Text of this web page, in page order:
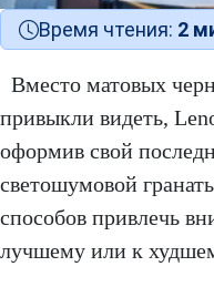
Время чтения: 2
Вместо матовых
привыкли видеть,
оформив свой
светошумовой
способов привлечь
лучшему или к